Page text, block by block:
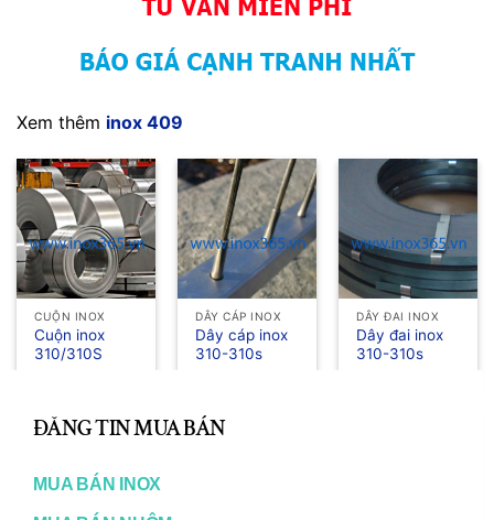
Xem thêm inox 409
CUỘN INOX
Cuộn inox
310/310S
DÂY CÁP INOX
Dây cáp inox
310-310s
DÂY ĐAI INOX
Dây đai inox
310-310s
ĐĂNG TIN MUA BÁN
MUA BÁN INOX